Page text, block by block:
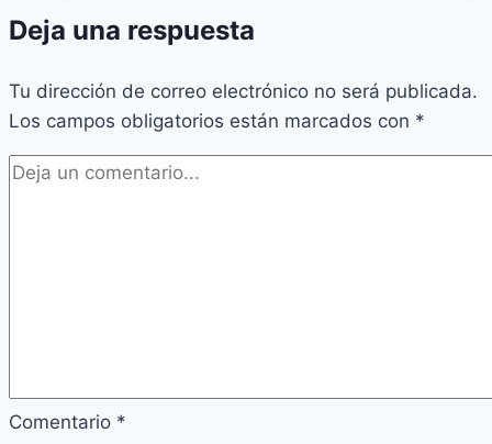
Deja una respuesta
Tu dirección de correo electrónico no será publicada.
Los campos obligatorios están marcados con *
Comentario *